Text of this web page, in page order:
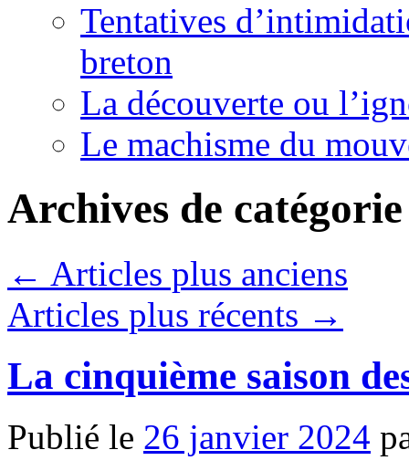
Tentatives
breton
La découverte ou
Le machisme du
Archives de
← Articles plus anciens
Articles plus récents →
La cinquième saison
Publié le 26 janvier 2024